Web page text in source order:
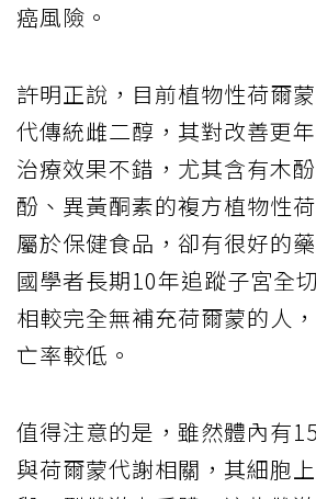
癌風險。
許明正說，目前植物性荷爾
代傳統雌二醇，其對改善更
治療效果不錯，尤其含有木
酚、異黃酮素的複方植物性
屬於保健食品，卻有很好的
國學者長期10年追蹤子宮全
相較完全無補充荷爾蒙的人
亡率較低。
值得注意的是，雖然體內有
與荷爾蒙代謝相關，其細胞